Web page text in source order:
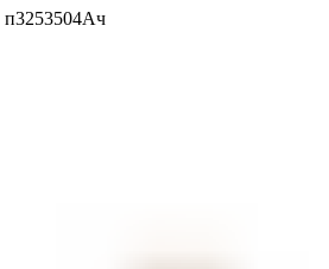
п3253504Ач